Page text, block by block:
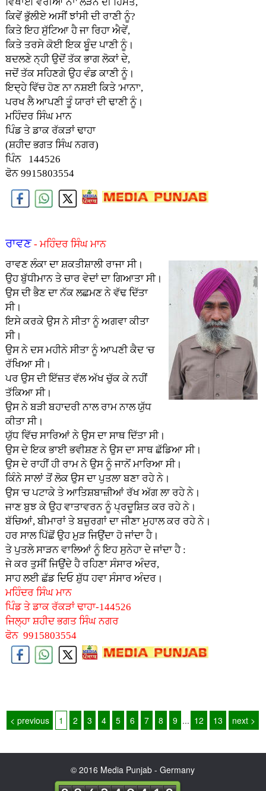
ਕਿਵੇਂ ਭੁੱਲੀਏ ਅਸੀਂ ਝਾਂਸੀ ਦੀ ਰਾਣੀ ਨੂੰ?
ਕਿਤੇ ਇਹ ਸੁੱਟਿਆ ਹੈ ਜਾ ਰਿਹਾ ਐਵੇਂ,
ਕਿਤੇ ਤਰਸੇ ਕੋਈ ਇਕ ਬੂੰਦ ਪਾਣੀ ਨੂੰ।
ਬਦਲਣੇ ਨ੍ਹੀ ਉਦੋਂ ਤੱਕ ਭਾਗ ਲੋਕਾਂ ਦੇ,
ਜਦੋਂ ਤੱਕ ਸਹਿਣਗੇ ਉਹ ਵੰਡ ਕਾਣੀ ਨੂੰ।
ਇਦ੍ਹੇ ਵਿੱਚ ਹੋਣ ਨਾ ਨਸ਼ਈ ਕਿਤੇ 'ਮਾਨਾ',
ਪਰਖ ਲੈ ਆਪਣੀ ਤੂੰ ਯਾਰਾਂ ਦੀ ਢਾਣੀ ਨੂੰ।
ਮਹਿੰਦਰ ਸਿੰਘ ਮਾਨ
ਪਿੰਡ ਤੇ ਡਾਕ ਰੱਕੜਾਂ ਢਾਹਾ
(ਸ਼ਹੀਦ ਭਗਤ ਸਿੰਘ ਨਗਰ)
ਪਿੰਨ 144526
ਫੋਨ 9915803554
ਰਾਵਣ- ਮਹਿੰਦਰ ਸਿੰਘ ਮਾਨ
ਰਾਵਣ ਲੰਕਾ ਦਾ ਸ਼ਕਤੀਸ਼ਾਲੀ ਰਾਜਾ ਸੀ।
ਉਹ ਬੁੱਧੀਮਾਨ ਤੇ ਚਾਰ ਵੇਦਾਂ ਦਾ ਗਿਆਤਾ ਸੀ।
ਉਸ ਦੀ ਭੈਣ ਦਾ ਨੱਕ ਲਛਮਣ ਨੇ ਵੱਢ ਦਿੱਤਾ
ਸੀ।
ਇਸੇ ਕਰਕੇ ਉਸ ਨੇ ਸੀਤਾ ਨੂੰ ਅਗਵਾ ਕੀਤਾ
ਸੀ।
ਉਸ ਨੇ ਦਸ ਮਹੀਨੇ ਸੀਤਾ ਨੂੰ ਆਪਣੀ ਕੈਦ 'ਚ
ਰੱਖਿਆ ਸੀ।
ਪਰ ਉਸ ਦੀ ਇੱਜ਼ਤ ਵੱਲ ਅੱਖ ਚੁੱਕ ਕੇ ਨਹੀਂ
ਤੱਕਿਆ ਸੀ।
ਉਸ ਨੇ ਬੜੀ ਬਹਾਦਰੀ ਨਾਲ ਰਾਮ ਨਾਲ ਯੁੱਧ
ਕੀਤਾ ਸੀ।
ਯੁੱਧ ਵਿੱਚ ਸਾਰਿਆਂ ਨੇ ਉਸ ਦਾ ਸਾਥ ਦਿੱਤਾ ਸੀ।
ਉਸ ਦੇ ਇਕ ਭਾਈ ਭਵੀਸ਼ਣ ਨੇ ਉਸ ਦਾ ਸਾਥ ਛੱਡਿਆ ਸੀ।
ਉਸ ਦੇ ਰਾਹੀਂ ਹੀ ਰਾਮ ਨੇ ਉਸ ਨੂੰ ਜਾਨੋਂ ਮਾਰਿਆ ਸੀ।
ਕਿੰਨੇ ਸਾਲਾਂ ਤੋਂ ਲੋਕ ਉਸ ਦਾ ਪੁਤਲਾ ਬਣਾ ਰਹੇ ਨੇ।
ਉਸ 'ਚ ਪਟਾਕੇ ਤੇ ਆਤਿਸ਼ਬਾਜ਼ੀਆਂ ਰੱਖ ਅੱਗ ਲਾ ਰਹੇ ਨੇ।
ਜਾਣ ਬੁਝ ਕੇ ਉਹ ਵਾਤਾਵਰਨ ਨੂੰ ਪ੍ਰਦੂਸ਼ਿਤ ਕਰ ਰਹੇ ਨੇ।
ਬੱਚਿਆਂ, ਬੀਮਾਰਾਂ ਤੇ ਬਜ਼ੁਰਗਾਂ ਦਾ ਜੀਣਾ ਮੁਹਾਲ ਕਰ ਰਹੇ ਨੇ।
ਹਰ ਸਾਲ ਪਿੱਛੋਂ ਉਹ ਮੁੜ ਜਿਉਂਦਾ ਹੋ ਜਾਂਦਾ ਹੈ।
ਤੇ ਪੁਤਲੇ ਸਾੜਨ ਵਾਲਿਆਂ ਨੂੰ ਇਹ ਸੁਨੇਹਾ ਦੇ ਜਾਂਦਾ ਹੈ :
ਜੇ ਕਰ ਤੁਸੀਂ ਜਿਉਂਦੇ ਹੈ ਰਹਿਣਾ ਸੰਸਾਰ ਅੰਦਰ,
ਸਾਹ ਲਈ ਛੱਡ ਦਿਓ ਸ਼ੁੱਧ ਹਵਾ ਸੰਸਾਰ ਅੰਦਰ।
ਮਹਿੰਦਰ ਸਿੰਘ ਮਾਨ
ਪਿੰਡ ਤੇ ਡਾਕ ਰੱਕੜਾਂ ਢਾਹਾ-144526
ਜਿਲ੍ਹਾ ਸ਼ਹੀਦ ਭਗਤ ਸਿੰਘ ਨਗਰ
ਫੋਨ 9915803554
< previous 1 2 3 4 5 6 7 8 9 ... 12 13 next >
© 2016 Media Punjab - Germany